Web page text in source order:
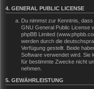
4. GENERAL PUBLIC LICENSE
Du nimmst zur Kenntnis,
GNU General Public License
phpBB Limited
werden durch die
Verfügung gestellt. Beide
Software verwendet wird. Sie
für bestimmte Zwecke nicht
nehmen.
5. GEWÄHRLEISTUNG